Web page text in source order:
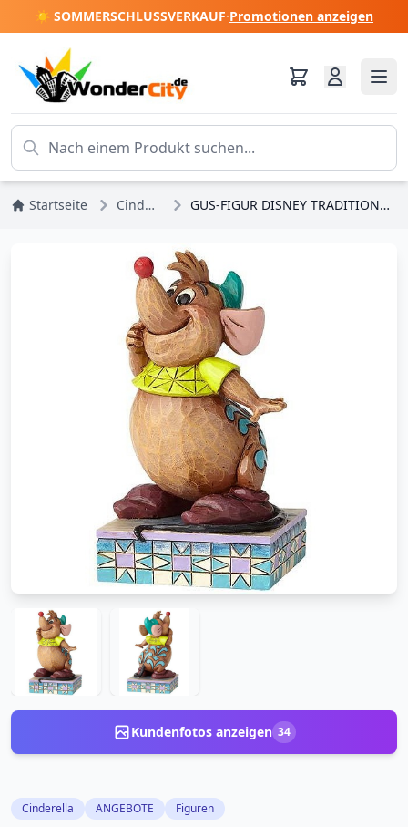
☀️ SOMMERSCHLUSSVERKAUF·Promotionen anzeigen
Startseite Cinderella GUS-FIGUR DISNEY TRADITIONS JIM SHORE
Kundenfotos anzeigen 34
Cinderella ANGEBOTE Figuren